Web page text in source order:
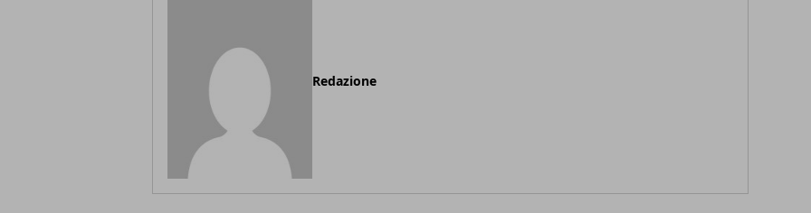
Redazione